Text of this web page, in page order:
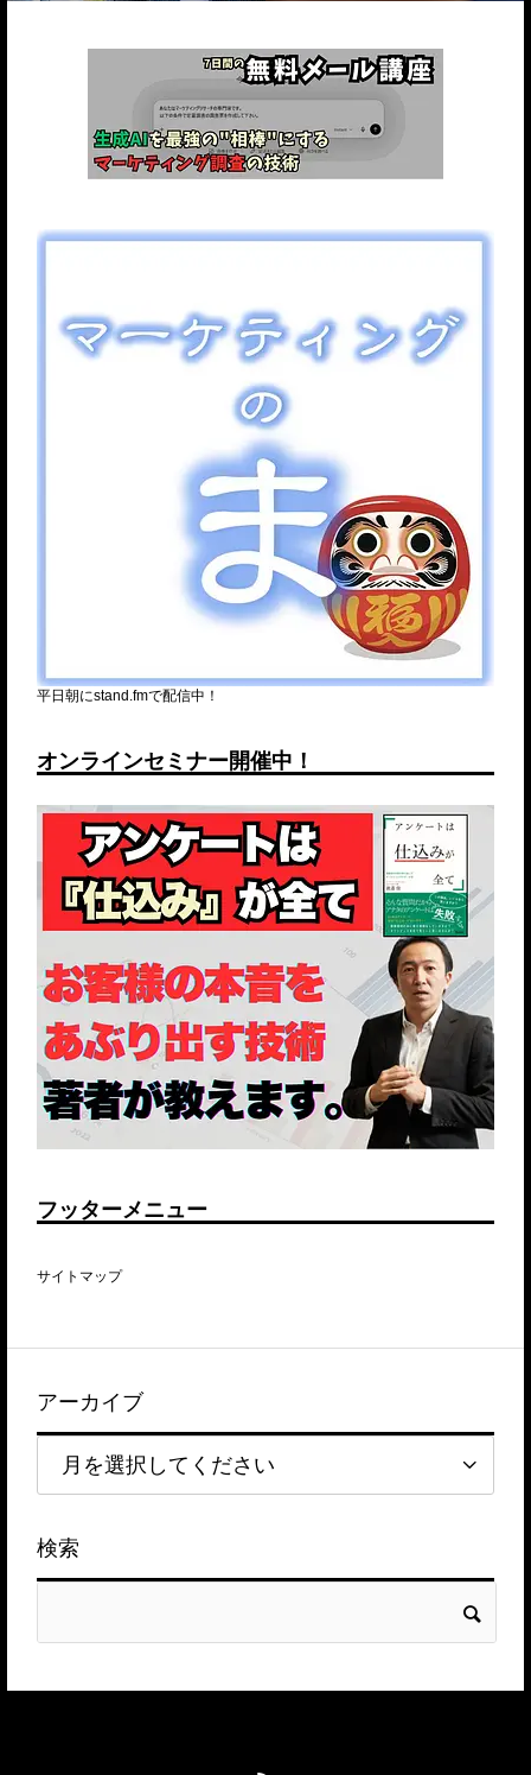
平日朝にstand.fmで配信中！
オンラインセミナー開催中！
フッターメニュー
サイトマップ
アーカイブ
検索